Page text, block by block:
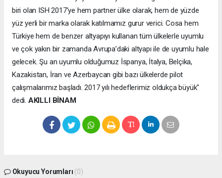
biri olan ISH 2017'ye hem partner ülke olarak, hem de yüzde
yüz yerli bir marka olarak katılmamız gurur verici. Cosa hem
Türkiye hem de benzer altyapıyı kullanan tüm ülkelerle uyumlu
ve çok yakın bir zamanda Avrupa’daki altyapı ile de uyumlu hale
gelecek. Şu an uyumlu olduğumuz İspanya, İtalya, Belçika,
Kazakistan, İran ve Azerbaycan gibi bazı ülkelerde pilot
çalışmalarımız başladı. 2017 yılı hedeflerimiz oldukça büyük"
dedi. AKILLI BİNAM
Okuyucu Yorumları (0)